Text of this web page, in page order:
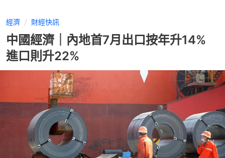
經濟 財經快訊
中國經濟｜內地首7月出口按年升14%
進口則升22%